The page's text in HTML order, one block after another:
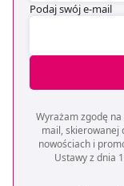
Podaj swój e-mail
Wyrażam zgodę
mail, skierowanej
nowościach i
Ustawy z dnia